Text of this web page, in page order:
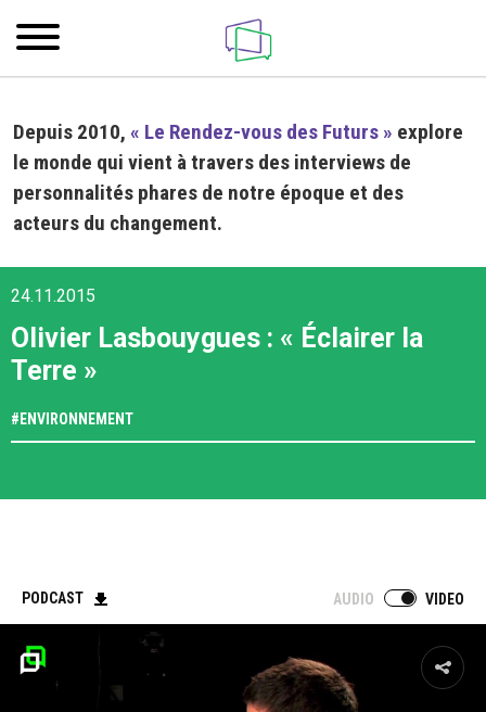
Depuis 2010, « Le Rendez-vous des Futurs » explore
le monde qui vient à travers des interviews de
personnalités phares de notre époque et des
acteurs du changement.
24.11.2015
Olivier Lasbouygues : « Éclairer la
Terre »
# ENVIRONNEMENT
PODCAST AUDIO VIDEO